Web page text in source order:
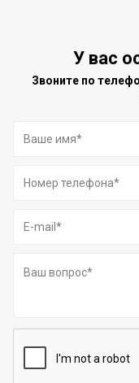
У вас
Звоните по